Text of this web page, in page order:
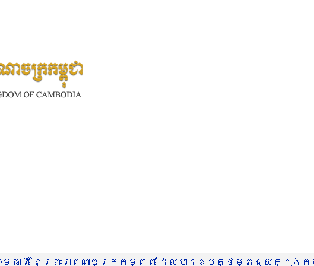
ធាវី នៃព្រះរាជាណាចក្រកម្ពុជា ដែលបានឧបត្ថម្ភជួយក្នុង